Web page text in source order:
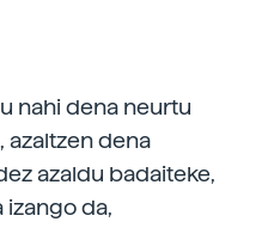
nahi dena neurtu
azaltzen dena
azaldu badaiteke,
izango da,